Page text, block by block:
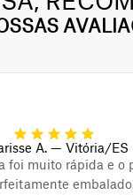
A. — Vitória/ES
foi muito rápida e o